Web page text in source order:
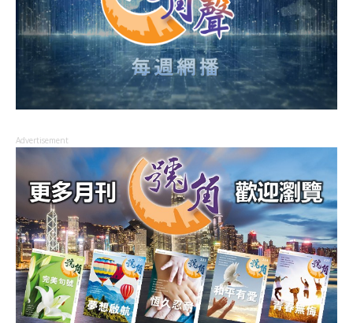
Advertisement